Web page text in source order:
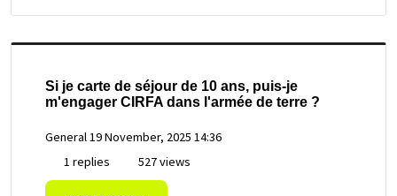
Si je carte de séjour de 10 ans, puis-je
m'engager CIRFA dans l'armée de terre ?
General19 November, 2025 14:36
1 replies
527 views